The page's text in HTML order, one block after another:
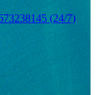
(24/7)